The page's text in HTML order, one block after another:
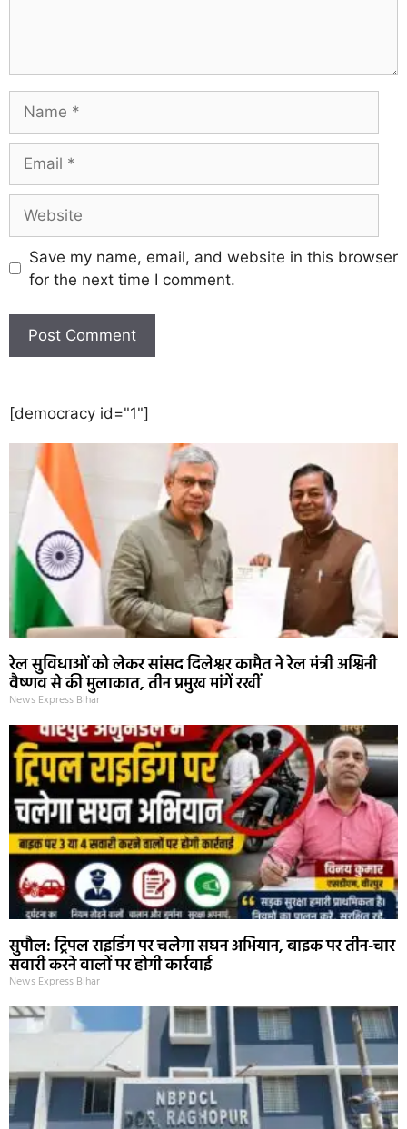
Save my name, email, and website in this browser
for the next time I comment.
[democracy id="1"]
रेल सुविधाओं को लेकर सांसद दिलेश्वर कामैत ने रेल मंत्री अश्विनी
वैष्णव से की मुलाकात, तीन प्रमुख मांगें रखीं
News Express Bihar
सुपौल: ट्रिपल राइडिंग पर चलेगा सघन अभियान, बाइक पर तीन-चार
सवारी करने वालों पर होगी कार्रवाई
News Express Bihar